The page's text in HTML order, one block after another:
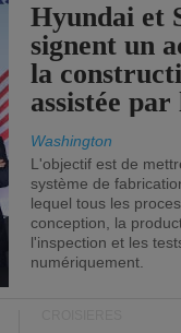
Hyundai et
signent un
la
assistée
Washington
L'objectif est de
système de
lequel tous les
conception, la
l'inspection et les
numériquement.